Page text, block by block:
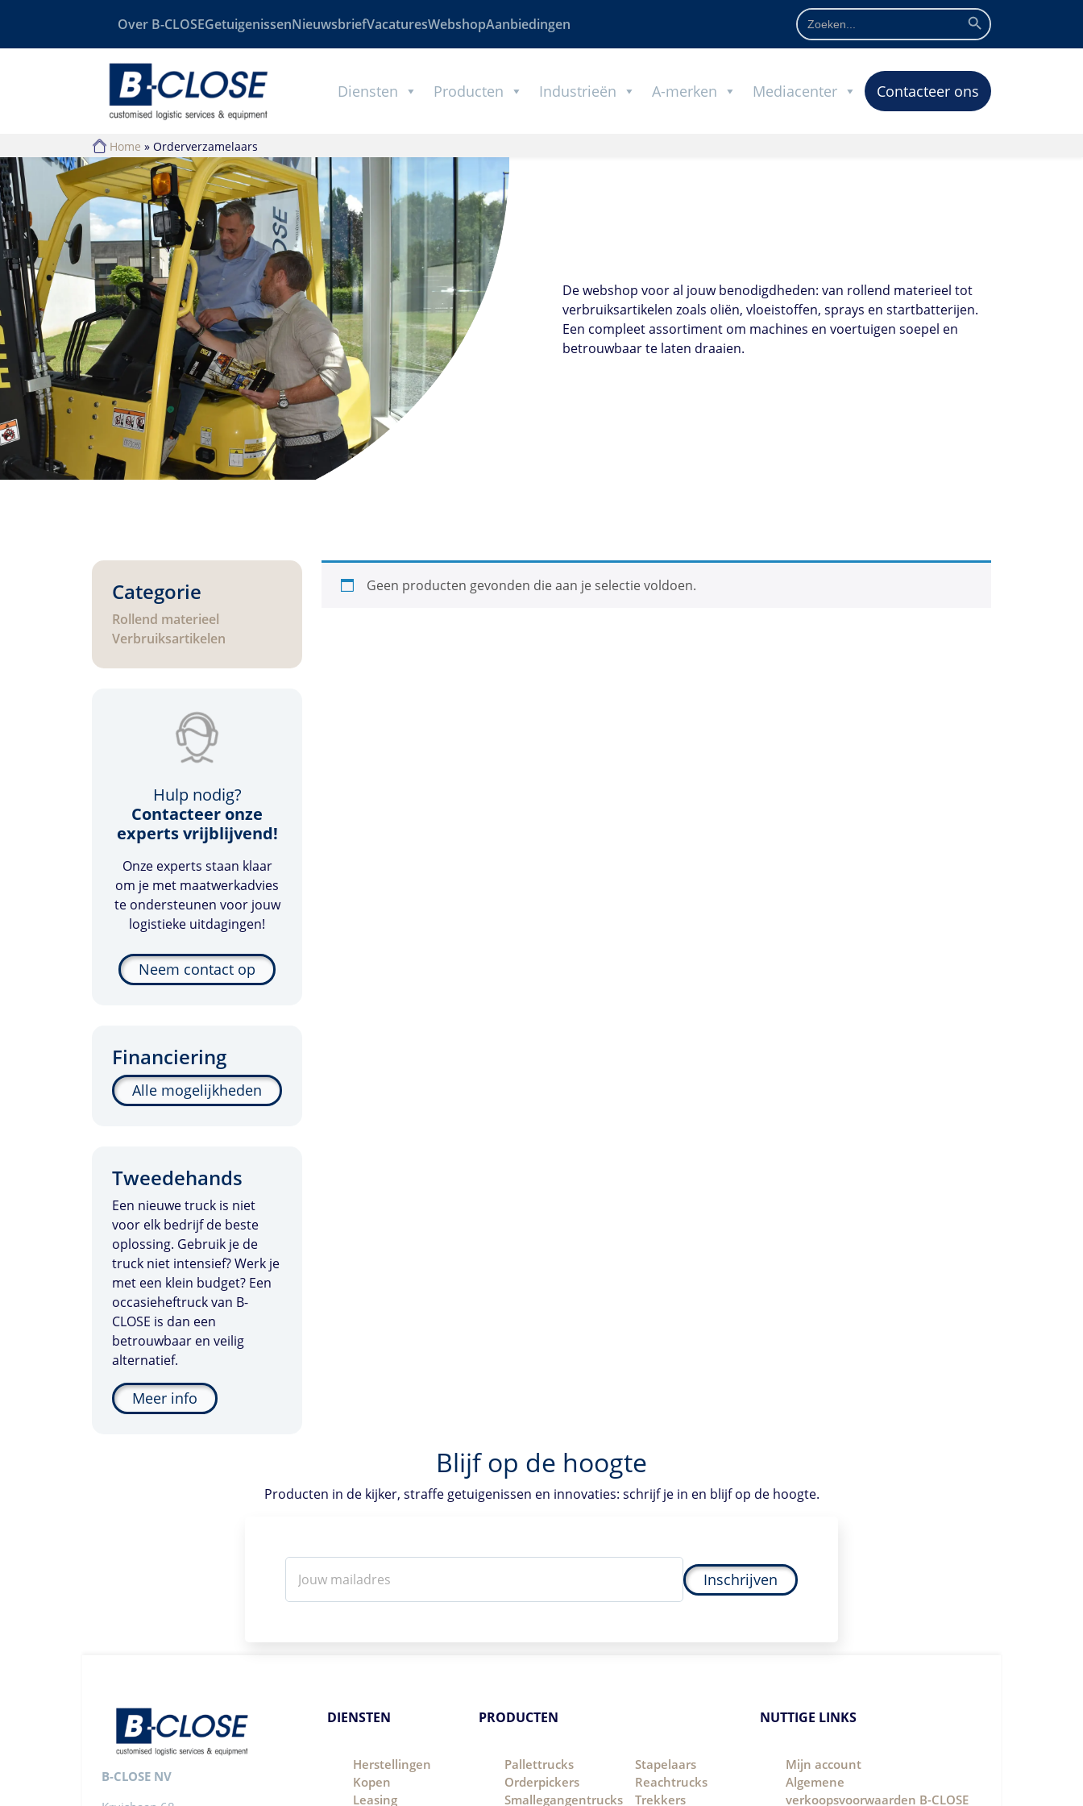
Over B-CLOSEGetuigenissenNieuwsbriefVacaturesWebshopAanbiedingen Zoek
naar:
Zoekknop
Diensten Producten Industrieën A-merken Mediacenter Contacteer ons
Home » Orderverzamelaars
De webshop voor al jouw benodigdheden: van rollend materieel tot
verbruiksartikelen zoals oliën, vloeistoffen, sprays en startbatterijen.
Een compleet assortiment om machines en voertuigen soepel en
betrouwbaar te laten draaien.
Categorie
Rollend materieel
Verbruiksartikelen
Hulp nodig?
Contacteer onze
experts vrijblijvend!
Onze experts staan klaar
om je met maatwerkadvies
te ondersteunen voor jouw
logistieke uitdagingen!
Neem contact op
Financiering
Alle mogelijkheden
Tweedehands
Een nieuwe truck is niet
voor elk bedrijf de beste
oplossing. Gebruik je de
truck niet intensief? Werk je
met een klein budget? Een
occasieheftruck van B-
CLOSE is dan een
betrouwbaar en veilig
alternatief.
Meer info
Geen producten gevonden die aan je selectie voldoen.
Blijf op de hoogte
Producten in de kijker, straffe getuigenissen en innovaties: schrijf je in en blijf op de hoogte.
Inschrijven
B-CLOSE NV
DIENSTEN
Herstellingen
Kopen
Leasing
PRODUCTEN
Pallettrucks
Stapelaars
Orderpickers
Reachtrucks
Smallegangentrucks
Trekkers
NUTTIGE LINKS
Mijn account
Algemene
verkoopsvoorwaarden B-CLOSE